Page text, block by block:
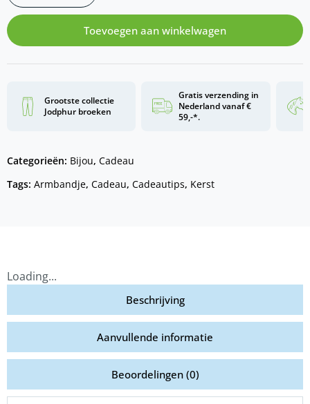
Toevoegen aan winkelwagen
Grootste collectie
Jodphur broeken
Gratis verzending in
Nederland vanaf €
59,-*.
Categorieën: Bijou, Cadeau
Tags: Armbandje, Cadeau, Cadeautips, Kerst
Loading...
Beschrijving
Aanvullende informatie
Beoordelingen (0)